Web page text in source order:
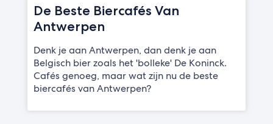
De Beste Biercafés Van
Antwerpen
Denk je aan Antwerpen, dan denk je aan
Belgisch bier zoals het 'bolleke' De Koninck.
Cafés genoeg, maar wat zijn nu de beste
biercafés van Antwerpen?